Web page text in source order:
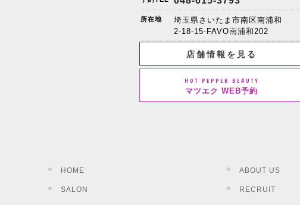
所在地
埼玉県さいたま市南区南浦和
2-18-15-FAVO南浦和202
店舗情報を見る
HOT PEPPER BEAUTY
マツエク WEB予約
HOME ABOUT US
SALON RECRUIT